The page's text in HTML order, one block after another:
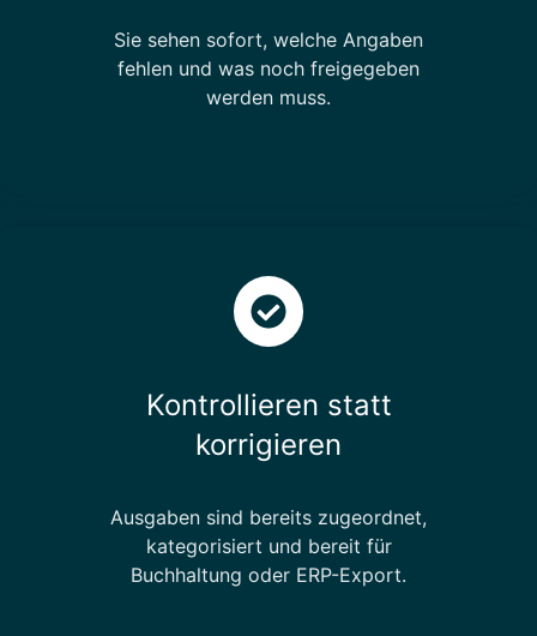
Sie sehen sofort, welche Angaben
fehlen und was noch freigegeben
werden muss.
Kontrollieren statt
korrigieren
Ausgaben sind bereits zugeordnet,
kategorisiert und bereit für
Buchhaltung oder ERP-Export.